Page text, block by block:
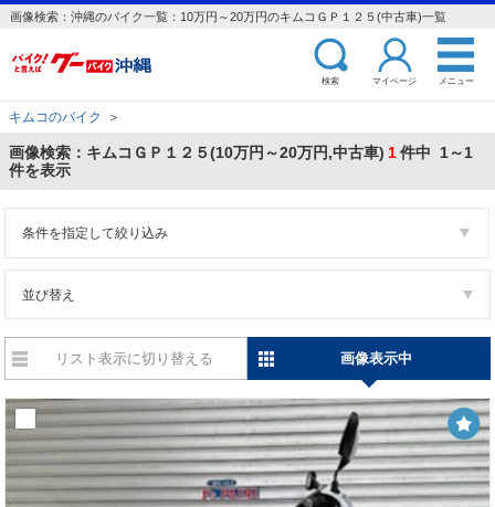
画像検索：沖縄のバイク一覧：10万円～20万円のキムコＧＰ１２５(中古車)一覧
検索 マイページ メニュー
キムコのバイク ＞
画像検索：キムコＧＰ１２５(10万円～20万円,中古車) 1件中 1～1
件を表示
条件を指定して絞り込み
並び替え
リスト表示に切り替える 画像表示中